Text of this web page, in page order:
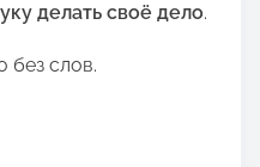
делать своё дело.
без слов.